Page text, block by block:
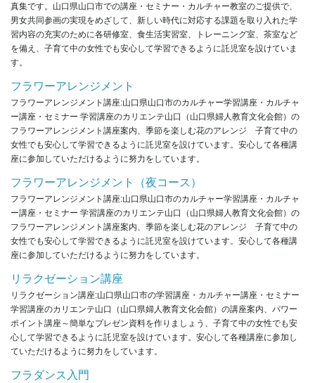
真集です。山口県山口市での講座・セミナー・カルチャー教室のご提供で、
男女共同参画の実現をめざして、新しい時代に対応する課題を取り入れた学
習内容の充実のために各研修室、食生活実習室、トレーニング室、茶室など
を備え、子育て中の女性でも安心して学習できるように託児室を設けていま
す。
フラワーアレンジメント
フラワーアレンジメント講座:山口県山口市のカルチャー学習講座・カルチャ
ー講座・セミナー 学習講座のカリエンテ山口（山口県婦人教育文化会館）の
フラワーアレンジメント講座案内、季節を楽しむ花のアレンジ 子育て中の
女性でも安心して学習できるように託児室を設けています。安心して各種講
座に参加していただけるように努力をしています。
フラワーアレンジメント（夜コース）
フラワーアレンジメント講座:山口県山口市のカルチャー学習講座・カルチャ
ー講座・セミナー 学習講座のカリエンテ山口（山口県婦人教育文化会館）の
フラワーアレンジメント講座案内、季節を楽しむ花のアレンジ 子育て中の
女性でも安心して学習できるように託児室を設けています。安心して各種講
座に参加していただけるように努力をしています。
リラクゼーション講座
リラクゼーション講座:山口県山口市の学習講座・カルチャー講座・セミナー
学習講座のカリエンテ山口（山口県婦人教育文化会館）の講座案内、パワー
ポイント講座～簡単なプレゼン資料を作りましょう、子育て中の女性でも安
心して学習できるように託児室を設けています。安心して各種講座に参加し
ていただけるように努力をしています。
フラダンス入門